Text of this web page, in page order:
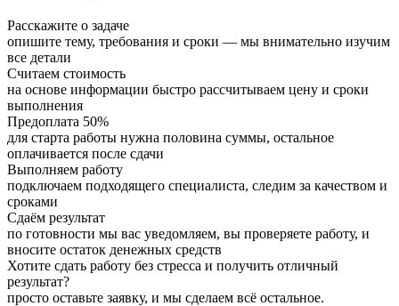
Расскажите о задаче
опишите тему, требования и сроки — мы внимательно изучим
все детали
Считаем стоимость
на основе информации быстро рассчитываем цену и сроки
выполнения
Предоплата 50%
для старта работы нужна половина суммы, остальное
оплачивается после сдачи
Выполняем работу
подключаем подходящего специалиста, следим за качеством и
сроками
Сдаём результат
по готовности мы вас уведомляем, вы проверяете работу, и
вносите остаток денежных средств
Хотите сдать работу без стресса и получить отличный
результат?
просто оставьте заявку, и мы сделаем всё остальное.